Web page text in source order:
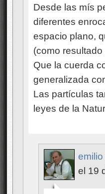
Desde las mís
diferentes
espacio plano,
(como
Que la cuerda
generalizada
Las partículas
leyes de la
el 19